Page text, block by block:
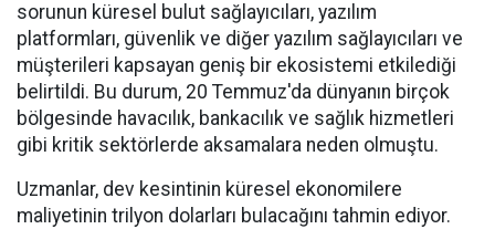
sorunun küresel bulut sağlayıcıları, yazılım
platformları, güvenlik ve diğer yazılım sağlayıcıları ve
müşterileri kapsayan geniş bir ekosistemi etkilediği
belirtildi. Bu durum, 20 Temmuz'da dünyanın birçok
bölgesinde havacılık, bankacılık ve sağlık hizmetleri
gibi kritik sektörlerde aksamalara neden olmuştu.
Uzmanlar, dev kesintinin küresel ekonomilere
maliyetinin trilyon dolarları bulacağını tahmin ediyor.